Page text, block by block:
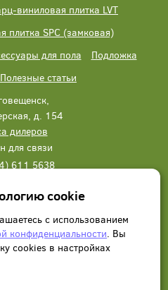
виниловая плитка LVT
плитка SPC (замковая)
для пола
Подложка
Полезные статьи
д. 154
дилеров
для связи
611 5638
Заказать звонок
cookie
с использованием
конфиденциальности. Вы
сookies в настройках